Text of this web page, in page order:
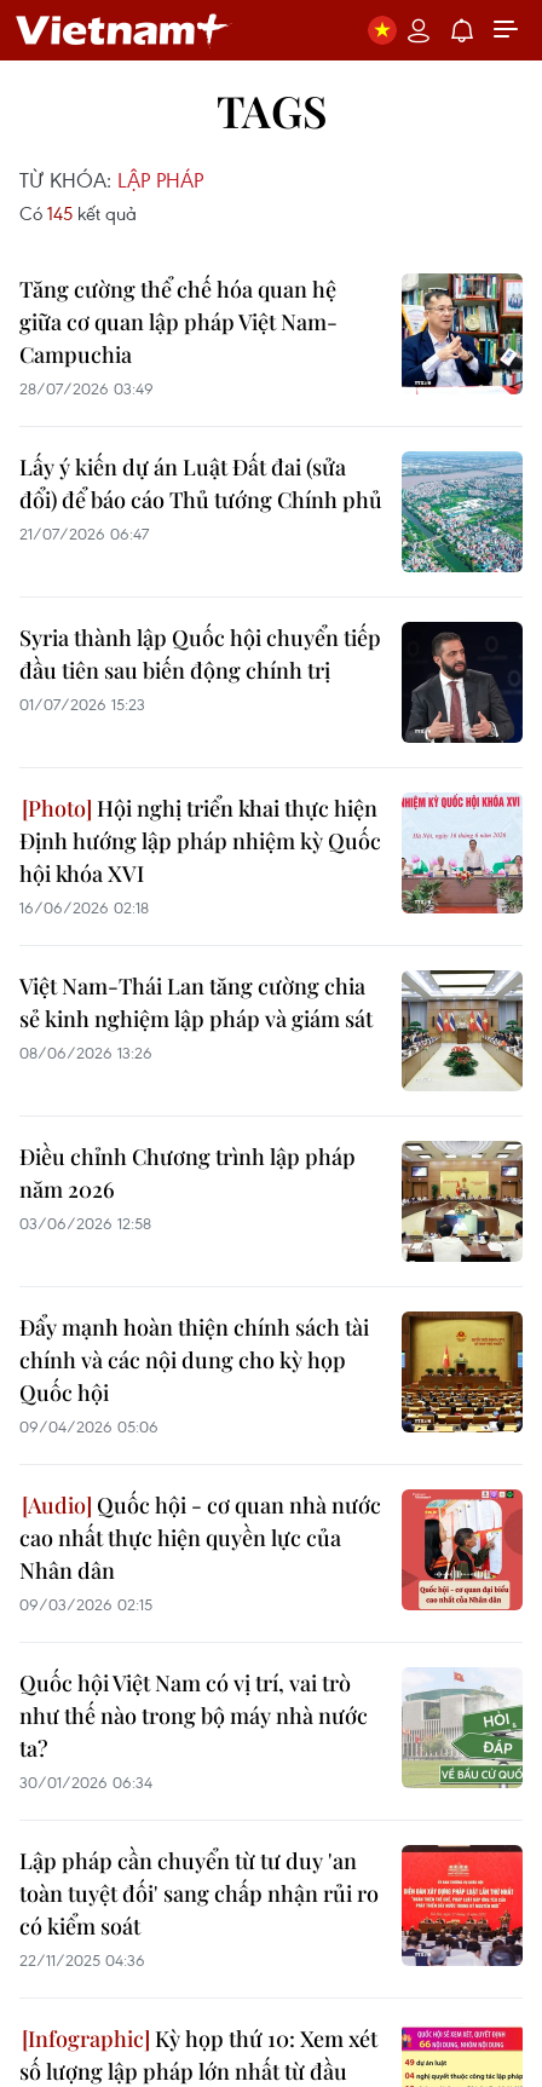
TAGS
TỪ KHÓA: LẬP PHÁP
Có 145 kết quả
Tăng cường thể chế hóa quan hệ
giữa cơ quan lập pháp Việt Nam-
Campuchia
28/07/2026 03:49
Lấy ý kiến dự án Luật Đất đai (sửa
đổi) để báo cáo Thủ tướng Chính phủ
21/07/2026 06:47
Syria thành lập Quốc hội chuyển tiếp
đầu tiên sau biến động chính trị
01/07/2026 15:23
Hội nghị triển khai thực hiện
Định hướng lập pháp nhiệm kỳ Quốc
hội khóa XVI
16/06/2026 02:18
Việt Nam-Thái Lan tăng cường chia
sẻ kinh nghiệm lập pháp và giám sát
08/06/2026 13:26
Điều chỉnh Chương trình lập pháp
năm 2026
03/06/2026 12:58
Đẩy mạnh hoàn thiện chính sách tài
chính và các nội dung cho kỳ họp
Quốc hội
09/04/2026 05:06
Quốc hội - cơ quan nhà nước
cao nhất thực hiện quyền lực của
Nhân dân
09/03/2026 02:15
Quốc hội Việt Nam có vị trí, vai trò
như thế nào trong bộ máy nhà nước
ta?
30/01/2026 06:34
Lập pháp cần chuyển từ tư duy 'an
toàn tuyệt đối' sang chấp nhận rủi ro
có kiểm soát
22/11/2025 04:36
Kỳ họp thứ 10: Xem xét
số lượng lập pháp lớn nhất từ đầu